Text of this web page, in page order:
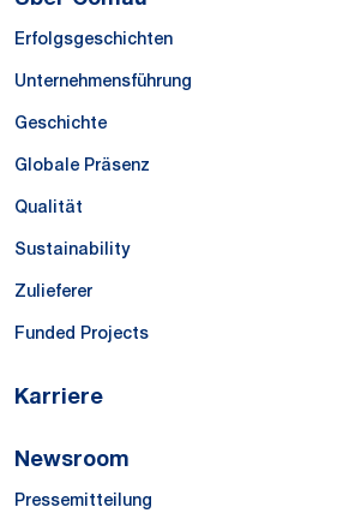
Erfolgsgeschichten
Unternehmensführung
Geschichte
Globale Präsenz
Qualität
Sustainability
Zulieferer
Funded Projects
Karriere
Newsroom
Pressemitteilung